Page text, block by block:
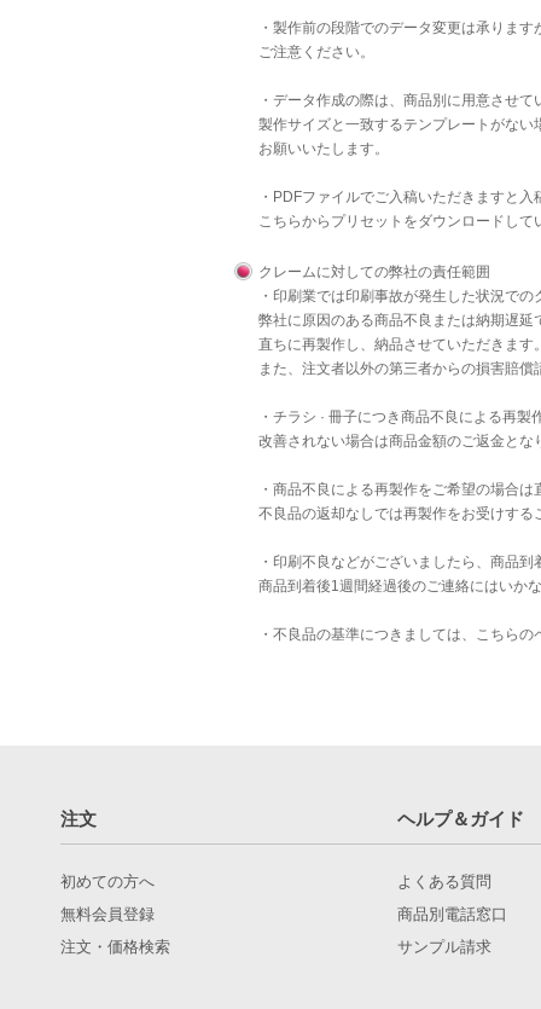
・製作前の段階でのデータ変更は承りま
ご注意ください。
・データ作成の際は、商品別に用意させ
製作サイズと一致するテンプレートがない
お願いいたします。
・PDFファイルでご入稿いただきますと
こちらからプリセットをダウンロードし
クレームに対しての弊社の責任範囲
・印刷業では印刷事故が発生した状況で
弊社に原因のある商品不良または納期遅
直ちに再製作し、納品させていただきま
また、注文者以外の第三者からの損害賠
・チラシ · 冊子につき商品不良による再
改善されない場合は商品金額のご返金と
・商品不良による再製作をご希望の場合
不良品の返却なしでは再製作をお受けする
・印刷不良などがございましたら、商品
商品到着後1週間経過後のご連絡にはいか
・不良品の基準につきましては、 こちらの
注文 ヘルプ＆ガイド
初めての方へ
無料会員登録
注文・価格検索
よくある質問
商品別電話窓口
サンプル請求